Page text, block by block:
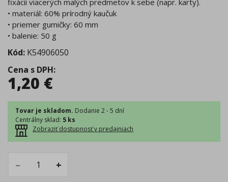
• materiál: 60% prírodný kaučuk
• priemer gumičky: 60 mm
• balenie: 50 g
Kód: K54906050
Cena s DPH:
1,20 €
Tovar je skladom. Dodanie 2 - 5 dní
Centrálny sklad: 5 ks
Zobraziť dostupnosť v predajniach
– +